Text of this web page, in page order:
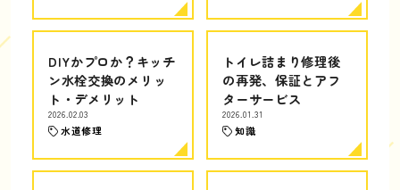
DIYかプロか？キッチ
ン水栓交換のメリッ
ト・デメリット
2026.02.03
水道修理
トイレ詰まり修理後
の再発、保証とアフ
ターサービス
2026.01.31
知識